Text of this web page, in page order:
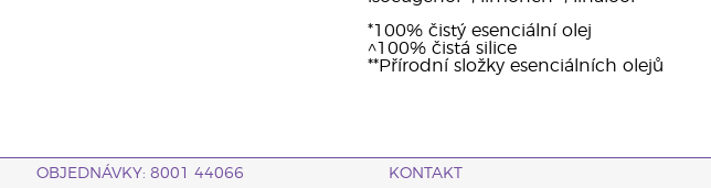
*100% čistý esenciální olej
^100% čistá silice
**Přírodní složky esenciálních olejů
OBJEDNÁVKY: 8001 44066 KONTAKT